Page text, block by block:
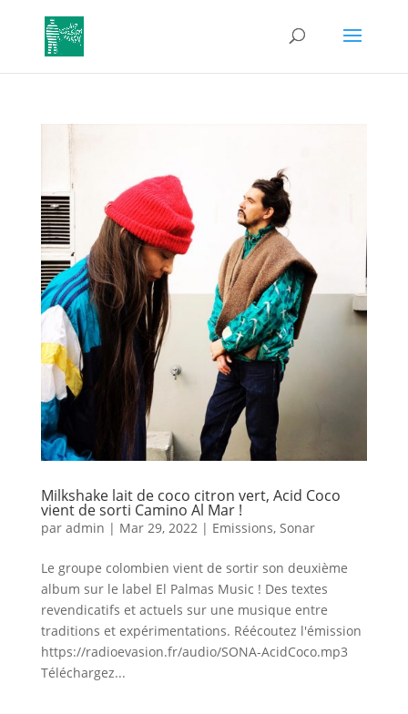
Milkshake lait de coco citron vert, Acid Coco
vient de sorti Camino Al Mar !
par admin | Mar 29, 2022 | Emissions, Sonar
Le groupe colombien vient de sortir son deuxième
album sur le label El Palmas Music ! Des textes
revendicatifs et actuels sur une musique entre
traditions et expérimentations. Réécoutez l'émission
https://radioevasion.fr/audio/SONA-AcidCoco.mp3
Téléchargez...